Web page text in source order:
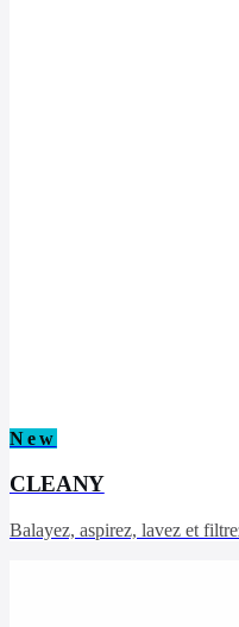
New
CLEANY
Balayez, aspirez, lavez et